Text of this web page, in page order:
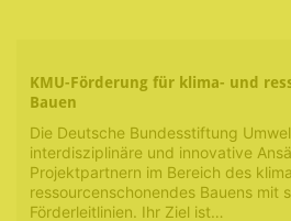
KMU-Förderung für klima- und
Bauen
Die Deutsche Bundesstiftung
interdisziplinäre und innovative
Projektpartnern im Bereich des
ressourcenschonendes Bauens mit
Förderleitlinien. Ihr Ziel ist…